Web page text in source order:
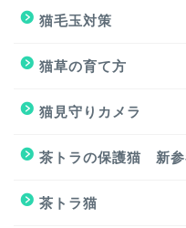
猫毛玉対策
猫草の育て方
猫見守りカメラ
茶トラの保護猫 新
茶トラ猫